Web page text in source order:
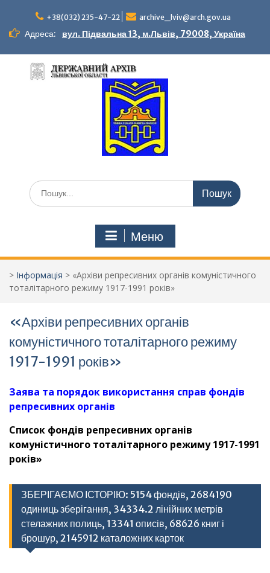
вмісту
+38(032) 235-47-22 archive_lviv@arch.gov.ua
Адреса: вул. Підвальна 13, м.Львів, 79008, Україна
Шукати:
Меню
> Інформація > «Архіви репресивних органів комуністичного
тоталітарного режиму 1917-1991 років»
«Архіви репресивних органів
комуністичного тоталітарного режиму
1917-1991 років»
Заява та порядок використання справ фондів
репресивних органів
Список фондів репресивних органів
комуністичного тоталітарного режиму 1917-1991
років»
ЗБЕРІГАЄМО ІСТОРІЮ: 5154 фондів, 2684190
одиниць зберігання, 34334.2 лінійних метрів
стелажних полиць, 13341 описів, 68626 книг і
брошур, 2145912 каталожних карток